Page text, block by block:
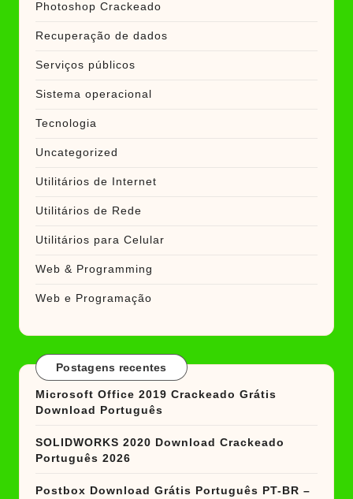
Photoshop Crackeado
Recuperação de dados
Serviços públicos
Sistema operacional
Tecnologia
Uncategorized
Utilitários de Internet
Utilitários de Rede
Utilitários para Celular
Web & Programming
Web e Programação
Postagens recentes
Microsoft Office 2019 Crackeado Grátis
Download Português
SOLIDWORKS 2020 Download Crackeado
Português 2026
Postbox Download Grátis Português PT-BR –